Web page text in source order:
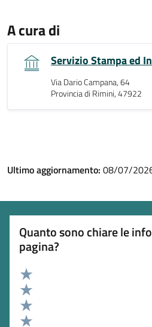
A cura di
Servizio Stampa ed
Via Dario Campana, 64
Provincia di Rimini, 47922
Ultimo aggiornamento: 08/07/
Quanto sono chiare le
pagina?
Valuta 5 stelle su 5
Valuta 4 stelle su 5
Valuta 3 stelle su 5